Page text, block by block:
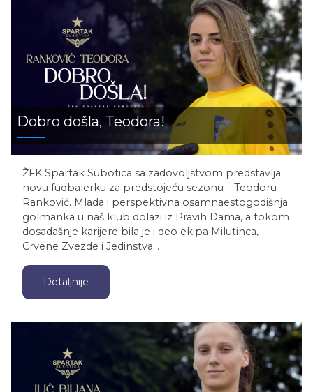
Dobro došla, Teodora!
ŽFK Spartak Subotica sa zadovoljstvom predstavlja
novu fudbalerku za predstojeću sezonu – Teodoru
Ranković. Mlada i perspektivna osamnaestogodišnja
golmanka u naš klub dolazi iz Pravih Dama, a tokom
dosadašnje karijere bila je i deo ekipa Milutinca,
Crvene Zvezde i Jedinstva…
Detaljnije